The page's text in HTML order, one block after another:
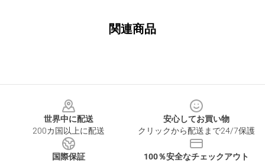
関連商品
世界中に配送
200カ国以上に配送
安心してお買い物
クリックから配送まで24/7保護
国際保証
100％安全なチェックアウト